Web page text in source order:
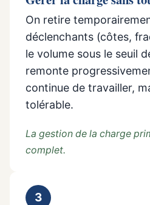
On retire
déclenchants (côtes,
le volume sous le seuil
remonte
continue de travailler,
tolérable.
La gestion de la charge
complet.
3